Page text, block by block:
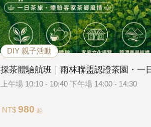
DIY 親子活動
採茶體驗航班｜雨林聯盟認證茶園・一
上午場 10:10 - 10:40 下午場 14:00 - 14:30
NT$ 980 起